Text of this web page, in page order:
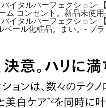
イタルパーフェクション
ム コンセント。新品未使
イタルパーフェクション
ベール化粧品。まい。- ブ